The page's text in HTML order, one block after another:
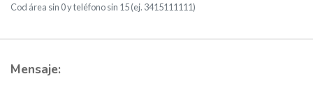
Cod área sin 0 y teléfono sin 15 (ej. 3415111111)
Mensaje: